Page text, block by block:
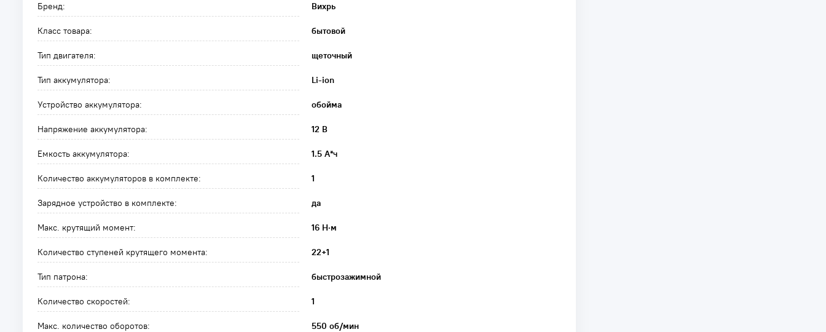
Бренд: Вихрь
Класс товара: бытовой
Тип двигателя: щеточный
Тип аккумулятора: Li-ion
Устройство аккумулятора: обойма
Напряжение аккумулятора: 12 В
Емкость аккумулятора: 1.5 А*ч
Количество аккумуляторов в комплекте: 1
Зарядное устройство в комплекте: да
Макс. крутящий момент: 16 Н·м
Количество ступеней крутящего момента: 22+1
Тип патрона: быстрозажимной
Количество скоростей: 1
Макс. количество оборотов: 550 об/мин